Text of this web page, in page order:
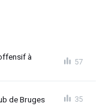
à
57
de Bruges 35